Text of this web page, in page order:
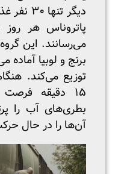
دیگر
پاتروناس هر
توزیع می‌کند.
۱۵ دقیقه
بطری‌های آب را
آن‌ها را در حال